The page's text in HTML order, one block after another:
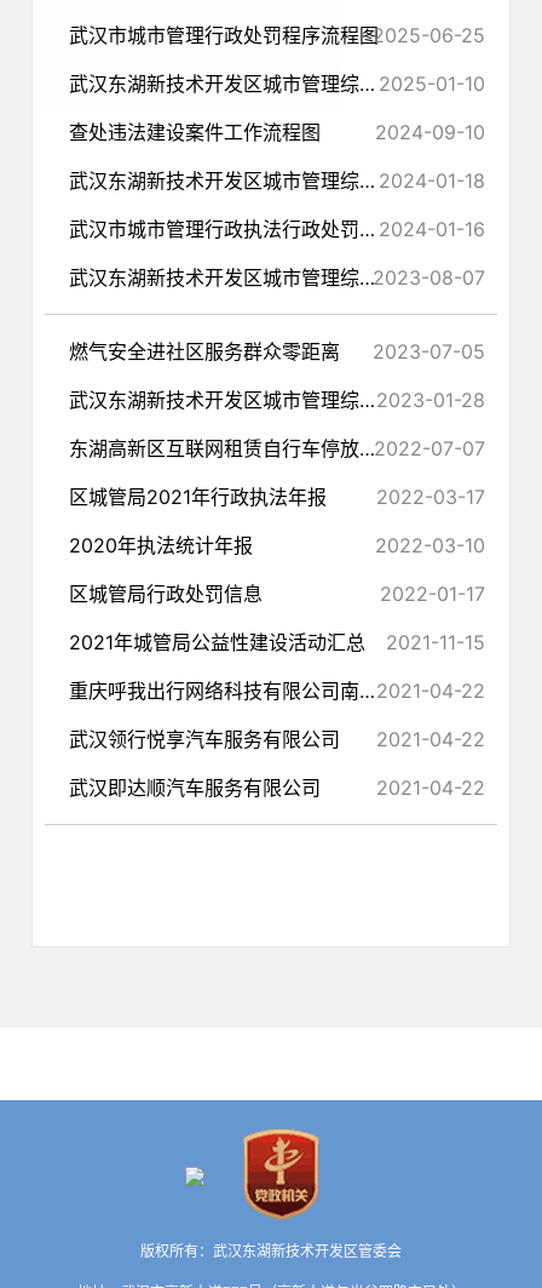
武汉市城市管理行政处罚程序流程图2025-06-25
武汉东湖新技术开发区城市管理综合执法局2024年行政执法统计年报 2025-01-10
查处违法建设案件工作流程图
2024-09-10
武汉东湖新技术开发区城市管理综合执法局2023年行政执法统计年报 2024-01-18
武汉市城市管理行政执法行政处罚裁量权量化细化基准表 2024-01-16
武汉东湖新技术开发区城市管理综合执法局2023年度上半年双随机抽查结果2023-08-07
燃气安全进社区服务群众零距离
2023-07-05
武汉东湖新技术开发区城市管理综合执法局2022年行政执法统计年报2023-01-28
东湖高新区互联网租赁自行车停放秩序 精细化管理工作方案2022-07-07
区城管局2021年行政执法年报
2022-03-17
2020年执法统计年报
2022-03-10
区城管局行政处罚信息
2022-01-17
2021年城管局公益性建设活动汇总
2021-11-15
重庆呼我出行网络科技有限公司南阳分公司2021-04-22
武汉领行悦享汽车服务有限公司
2021-04-22
武汉即达顺汽车服务有限公司
2021-04-22
版权所有：武汉东湖新技术开发区管委会